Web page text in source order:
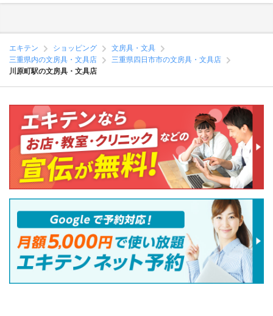
エキテン ショッピング
文房具・文具
三重県内の文房具・文具店
三重県四日市市の文房具・文具店
川原町駅の文房具・文具店